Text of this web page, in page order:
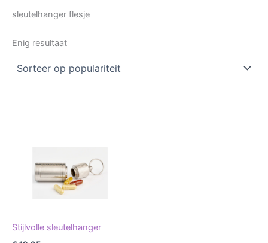
sleutelhanger flesje
Enig resultaat
Stijlvolle sleutelhanger